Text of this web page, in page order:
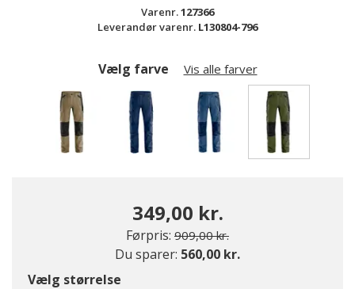
Varenr.127366
Leverandør varenr. L130804-796
Vælg farve Vis alle farver
349,00 kr.
Førpris: Pris nedsat fra
909,00 kr.til
Du sparer: 560,00 kr.
Vælg størrelse